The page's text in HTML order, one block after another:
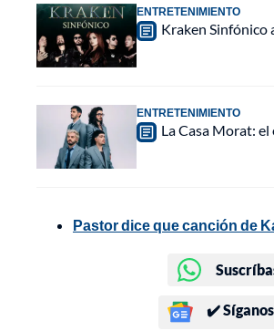
ENTRETENIMIENTO
Kraken Sinfónico
ENTRETENIMIENTO
La Casa Morat:
Pastor dice que canción de
✔️